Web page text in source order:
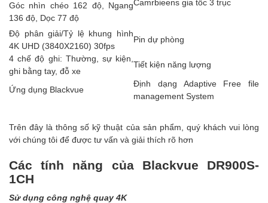
Góc nhìn chéo 162 độ, Ngang
136 độ, Dọc 77 độ
Camrbieens gia tốc 3 trục
Độ phân giải/Tỷ lệ khung hình
4K UHD (3840X2160) 30fps
Pin dự phòng
4 chế độ ghi: Thường, sự kiện,
ghi bằng tay, đỗ xe
Tiết kiện năng lượng
Ứng dụng Blackvue
Định dạng Adaptive Free file
management System
Trên đây là thông số kỹ thuật của sản phẩm, quý khách vui lòng
với chúng tôi để được tư vấn và giải thích rõ hơn
Các tính năng của Blackvue DR900S-
1CH
Sử dụng công nghệ quay 4K